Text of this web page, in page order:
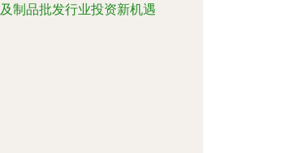
及制品批发行业投资新机遇